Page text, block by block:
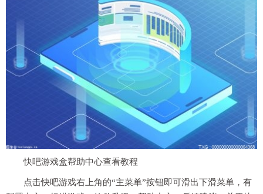
快吧游戏盒帮助中心查看教程
点击快吧游戏右上角的“主菜单”按钮即可滑出下滑菜单，有